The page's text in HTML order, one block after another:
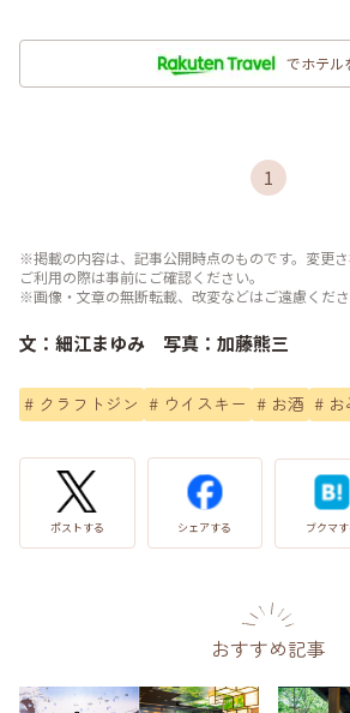
でホテル
1
※掲載の内容は、記事公開時点のものです。変更
ご利用の際は事前にご確認ください。
※画像・文章の無断転載、改変などはご遠慮くださ
文：細江まゆみ 写真：加藤熊三
# クラフトジン # ウイスキー # お酒 #
ポストする シェアする ブクマ
おすすめ記事